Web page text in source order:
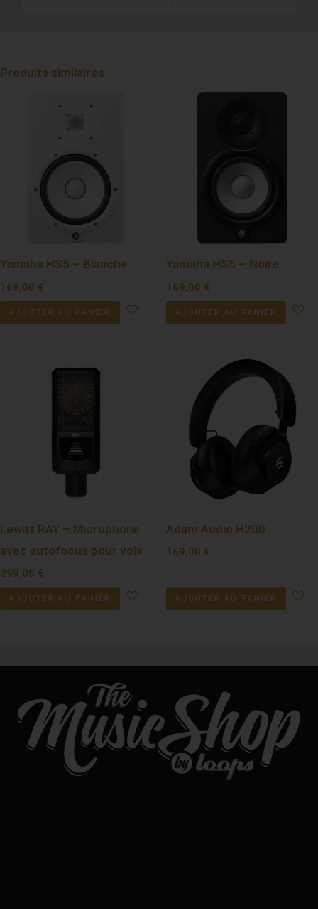
Produits similaires
Yamaha HS5 – Blanche
169,00 €
AJOUTER AU PANIER
Yamaha HS5 – Noire
169,00 €
AJOUTER AU PANIER
Lewitt RAY – Microphone
avec autofocus pour voix
299,00 €
AJOUTER AU PANIER
Adam Audio H200
169,00 €
AJOUTER AU PANIER